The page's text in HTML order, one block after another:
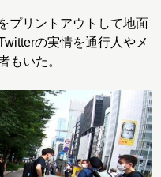
プリントアウトして地面
の実情を通行人やメ
もいた。